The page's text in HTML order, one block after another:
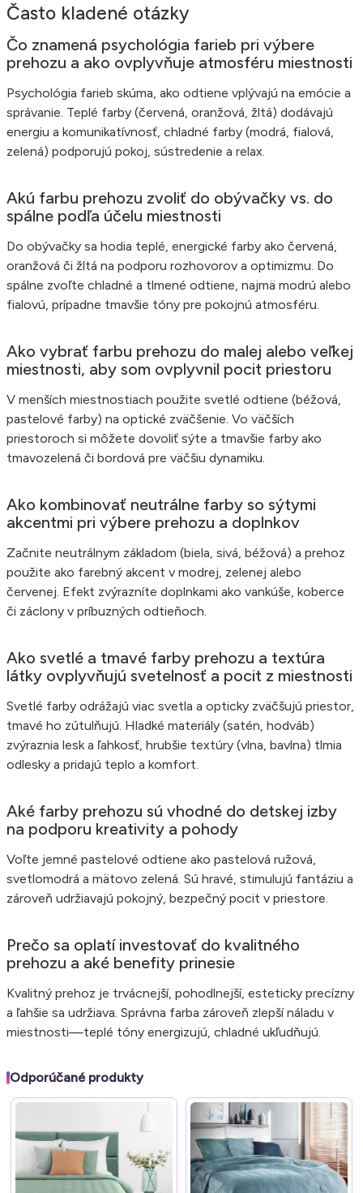
Často kladené otázky
Čo znamená psychológia farieb pri výbere
prehozu a ako ovplyvňuje atmosféru miestnosti
Psychológia farieb skúma, ako odtiene vplývajú na emócie a
správanie. Teplé farby (červená, oranžová, žltá) dodávajú
energiu a komunikatívnosť, chladné farby (modrá, fialová,
zelená) podporujú pokoj, sústredenie a relax.
Akú farbu prehozu zvoliť do obývačky vs. do
spálne podľa účelu miestnosti
Do obývačky sa hodia teplé, energické farby ako červená,
oranžová či žltá na podporu rozhovorov a optimizmu. Do
spálne zvoľte chladné a tlmené odtiene, najmä modrú alebo
fialovú, prípadne tmavšie tóny pre pokojnú atmosféru.
Ako vybrať farbu prehozu do malej alebo veľkej
miestnosti, aby som ovplyvnil pocit priestoru
V menších miestnostiach použite svetlé odtiene (béžová,
pastelové farby) na optické zväčšenie. Vo väčších
priestoroch si môžete dovoliť sýte a tmavšie farby ako
tmavozelená či bordová pre väčšiu dynamiku.
Ako kombinovať neutrálne farby so sýtymi
akcentmi pri výbere prehozu a doplnkov
Začnite neutrálnym základom (biela, sivá, béžová) a prehoz
použite ako farebný akcent v modrej, zelenej alebo
červenej. Efekt zvýrazníte doplnkami ako vankúše, koberce
či záclony v príbuzných odtieňoch.
Ako svetlé a tmavé farby prehozu a textúra
látky ovplyvňujú svetelnosť a pocit z miestnosti
Svetlé farby odrážajú viac svetla a opticky zväčšujú priestor,
tmavé ho zútulňujú. Hladké materiály (satén, hodváb)
zvýraznia lesk a ľahkosť, hrubšie textúry (vlna, bavlna) tlmia
odlesky a pridajú teplo a komfort.
Aké farby prehozu sú vhodné do detskej izby
na podporu kreativity a pohody
Voľte jemné pastelové odtiene ako pastelová ružová,
svetlomodrá a mätovo zelená. Sú hravé, stimulujú fantáziu a
zároveň udržiavajú pokojný, bezpečný pocit v priestore.
Prečo sa oplatí investovať do kvalitného
prehozu a aké benefity prinesie
Kvalitný prehoz je trvácnejší, pohodlnejší, esteticky precízny
a ľahšie sa udržiava. Správna farba zároveň zlepší náladu v
miestnosti—teplé tóny energizujú, chladné ukľudňujú.
Odporúčané produkty